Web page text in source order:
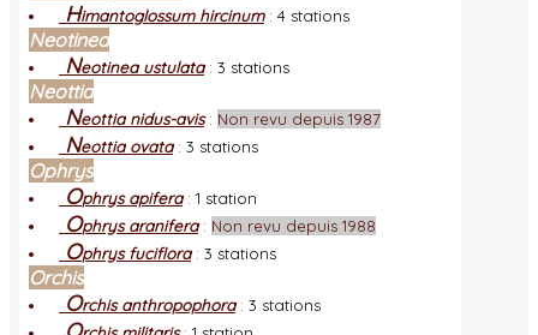
Himantoglossum hircinum: 4 stations
Neotinea
Neotinea ustulata: 3 stations
Neottia
Neottia nidus-avis: Non revu depuis 1987
Neottia ovata: 3 stations
Ophrys
Ophrys apifera: 1 station
Ophrys aranifera: Non revu depuis 1988
Ophrys fuciflora: 3 stations
Orchis
Orchis anthropophora: 3 stations